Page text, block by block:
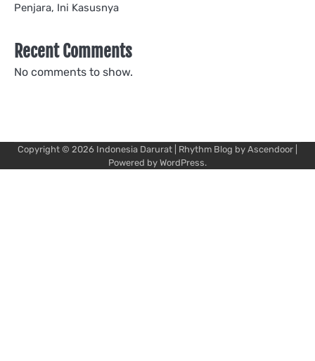
Penjara, Ini Kasusnya
Recent Comments
No comments to show.
Copyright © 2026 Indonesia Darurat | Rhythm Blog by Ascendoor
Powered by WordPress.